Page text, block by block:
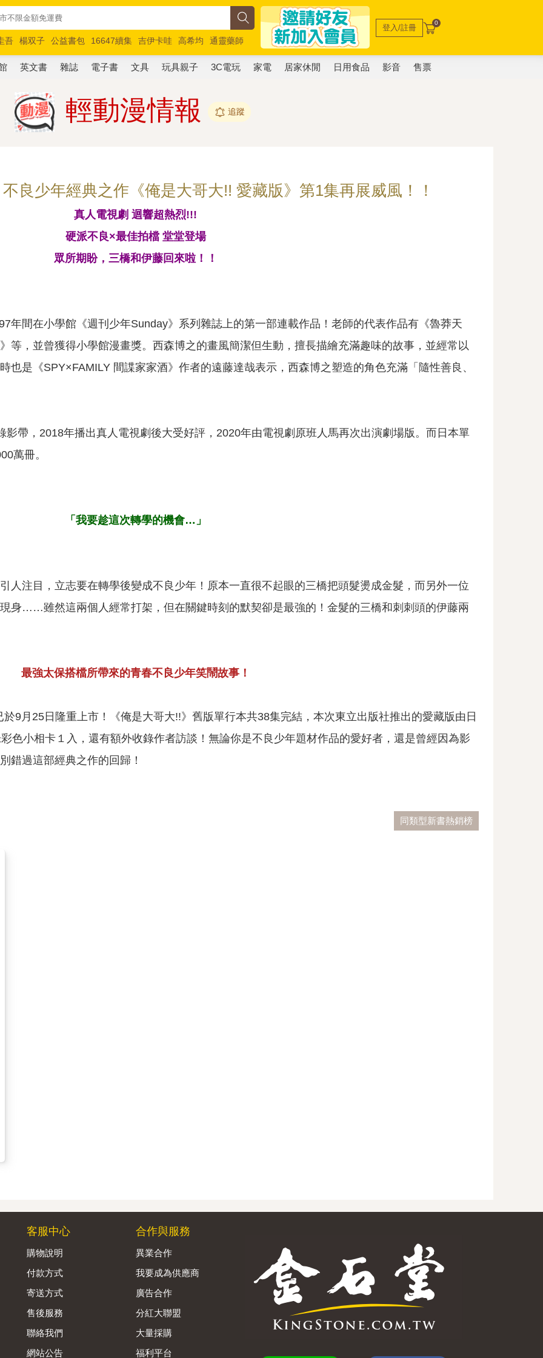
吾 楊双子 公益書包 16647續集 吉伊卡哇 高希均
通靈藥師
路邊攤新作
馬斯克 玩具總動員5 超慢跑
登入/註冊 0
英文書 雜誌 電子書 文具 玩具親子 3C電玩 家電 居家休閒 日用食品 影音 售票
輕動漫情報 追蹤
良少年經典之作《俺是大哥大!! 愛藏版》第1集再展威風！！
真人電視劇 迴響超熱烈!!!
硬派不良×最佳拍檔 堂堂登場
眾所期盼，三橋和伊藤回來啦！！
年間在小學館《週刊少年Sunday》系列雜誌上的第一部連載作品！老師的代表作品有《魯莽天
等，並曾獲得小學館漫畫獎。西森博之的畫風簡潔但生動，擅長描繪充滿趣味的故事，並經常以
也是《SPY×FAMILY 間諜家家酒》作者的遠藤達哉表示，西森博之塑造的角色充滿「隨性善良、
帶，2018年播出真人電視劇後大受好評，2020年由電視劇原班人馬再次出演劇場版。而日本單
萬冊。
「我要趁這次轉學的機會…」
人注目，立志要在轉學後變成不良少年！原本一直很不起眼的三橋把頭髮燙成金髮，而另外一位
身……雖然這兩個人經常打架，但在關鍵時刻的默契卻是最強的！金髮的三橋和刺刺頭的伊藤兩
最強太保搭檔所帶來的青春不良少年笑鬧故事！
9月25日隆重上市！《俺是大哥大!!》舊版單行本共38集完結，本次東立出版社推出的愛藏版由日
色小相卡１入，還有額外收錄作者訪談！無論你是不良少年題材作品的愛好者，還是曾經因為影
錯過這部經典之作的回歸！
同類型新書熱銷榜
客服中心
購物說明
付款方式
寄送方式
售後服務
聯絡我們
網站公告
合作與服務
異業合作
我要成為供應商
廣告合作
分紅大聯盟
大量採購
福利平台